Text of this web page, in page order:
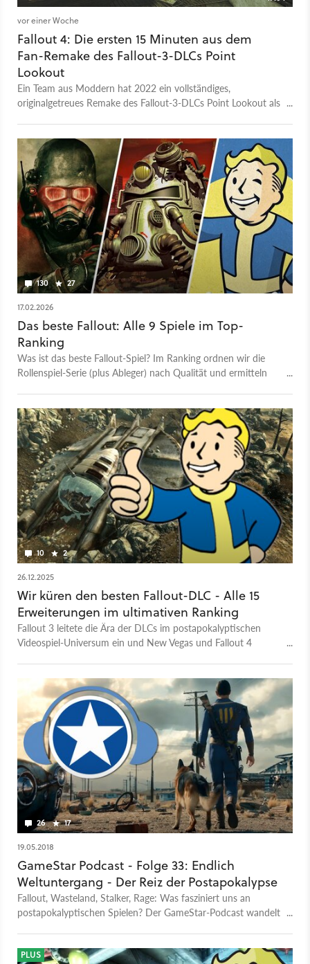
vor einer Woche
Fallout 4: Die ersten 15 Minuten aus dem
Fan-Remake des Fallout-3-DLCs Point
Lookout
Ein Team aus Moddern hat 2022 ein vollständiges,
originalgetreues Remake des Fallout-3-DLCs Point Lookout als
hinter dem Projekt ist es, ganz Fallout 3 in der moderneren
Engine des Nachfolgers wiederauferstehen zu lassen. Ein
Releasedatum gibt es dafür aber noch nicht, die Modder
arbeiten schon seit Jahren an ihrem großen Traum.
130 27
17.02.2026
Das beste Fallout: Alle 9 Spiele im Top-
Ranking
Was ist das beste Fallout-Spiel? Im Ranking ordnen wir die
Rollenspiel-Serie (plus Ableger) nach Qualität und ermitteln
10 2
26.12.2025
Wir küren den besten Fallout-DLC - Alle 15
Erweiterungen im ultimativen Ranking
Fallout 3 leitete die Ära der DLCs im postapokalyptischen
Videospiel-Universum ein und New Vegas und Fallout 4
26 17
19.05.2018
GameStar Podcast - Folge 33: Endlich
Weltuntergang - Der Reiz der Postapokalypse
Fallout, Wasteland, Stalker, Rage: Was fasziniert uns an
postapokalyptischen Spielen? Der GameStar-Podcast wandelt
PLUS